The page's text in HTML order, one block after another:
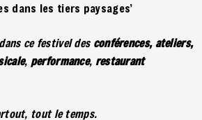
dans les tiers paysages’
ce festivel des conférences, ateliers,
, performance, restaurant
tout le temps.